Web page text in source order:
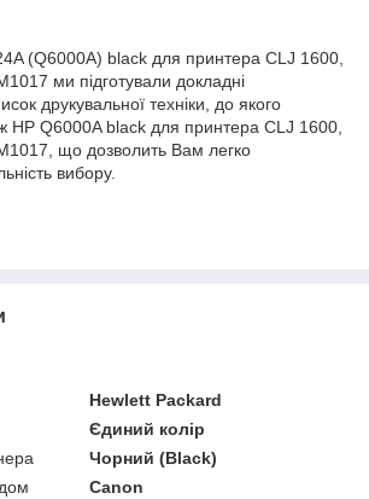
(Q6000A) black для принтера CLJ 1600,
ми підготували докладні
друкувальної техніки, до якого
HP Q6000A black для принтера CLJ 1600,
що дозволить Вам легко
вибору.
Hewlett Packard
Єдиний колір
Чорний (Black)
Canon